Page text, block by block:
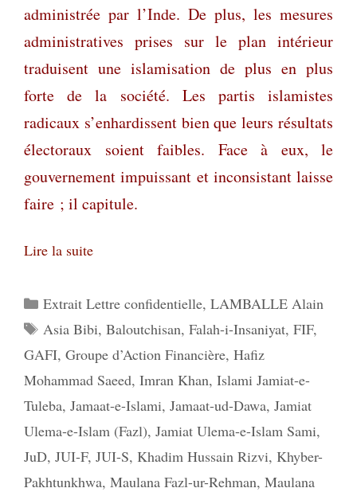
administrée par l’Inde. De plus, les mesures
administratives prises sur le plan intérieur
traduisent une islamisation de plus en plus
forte de la société. Les partis islamistes
radicaux s’enhardissent bien que leurs résultats
électoraux soient faibles. Face à eux, le
gouvernement impuissant et inconsistant laisse
faire ; il capitule.
Lire la suite
Catégories
Extrait Lettre confidentielle, LAMBALLE Alain
Étiquettes
Asia Bibi, Baloutchisan, Falah-i-Insaniyat, FIF,
GAFI, Groupe d’Action Financière, Hafiz
Mohammad Saeed, Imran Khan, Islami Jamiat-e-
Tuleba, Jamaat-e-Islami, Jamaat-ud-Dawa, Jamiat
Ulema-e-Islam (Fazl), Jamiat Ulema-e-Islam Sami,
JuD, JUI-F, JUI-S, Khadim Hussain Rizvi, Khyber-
Pakhtunkhwa, Maulana Fazl-ur-Rehman, Maulana